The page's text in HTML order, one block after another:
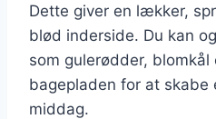
Dette giver en lækker,
blød inderside. Du kan
som gulerødder, blomkål
bagepladen for at skabe
middag.